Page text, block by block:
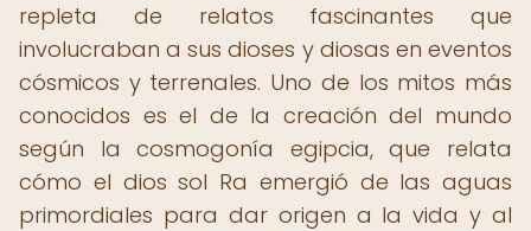
repleta de relatos fascinantes que
involucraban a sus dioses y diosas en eventos
cósmicos y terrenales. Uno de los mitos más
conocidos es el de la creación del mundo
según la cosmogonía egipcia, que relata
cómo el dios sol Ra emergió de las aguas
primordiales para dar origen a la vida y al